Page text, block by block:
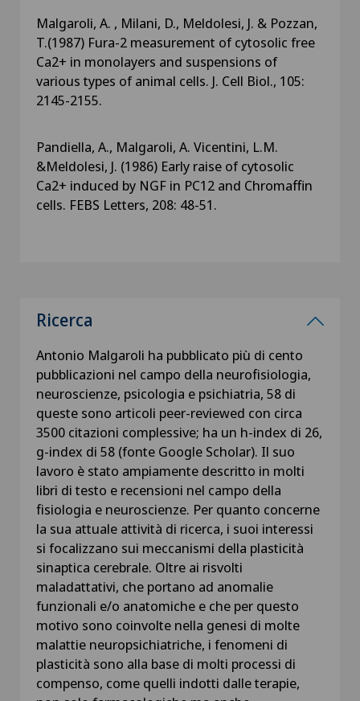
Malgaroli, A. , Milani, D., Meldolesi, J. & Pozzan,
T.(1987) Fura-2 measurement of cytosolic free
Ca2+ in monolayers and suspensions of
various types of animal cells. J. Cell Biol., 105:
2145-2155.
Pandiella, A., Malgaroli, A. Vicentini, L.M.
&Meldolesi, J. (1986) Early raise of cytosolic
Ca2+ induced by NGF in PC12 and Chromaffin
cells. FEBS Letters, 208: 48-51.
Ricerca
Antonio Malgaroli ha pubblicato più di cento
pubblicazioni nel campo della neurofisiologia,
neuroscienze, psicologia e psichiatria, 58 di
queste sono articoli peer-reviewed con circa
3500 citazioni complessive; ha un h-index di 26,
g-index di 58 (fonte Google Scholar). Il suo
lavoro è stato ampiamente descritto in molti
libri di testo e recensioni nel campo della
fisiologia e neuroscienze. Per quanto concerne
la sua attuale attività di ricerca, i suoi interessi
si focalizzano sui meccanismi della plasticità
sinaptica cerebrale. Oltre ai risvolti
maladattativi, che portano ad anomalie
funzionali e/o anatomiche e che per questo
motivo sono coinvolte nella genesi di molte
malattie neuropsichiatriche, i fenomeni di
plasticità sono alla base di molti processi di
compenso, come quelli indotti dalle terapie,